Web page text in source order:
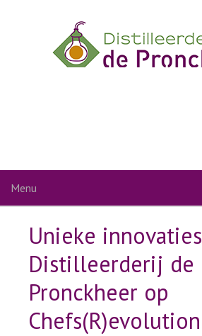
Menu
Unieke innovaties
Distilleerderij de
Pronckheer op
Chefs(R)evolution